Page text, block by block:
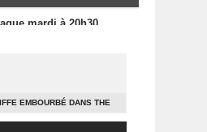
mardi à 20h30
EMBOURBÉ DANS THE